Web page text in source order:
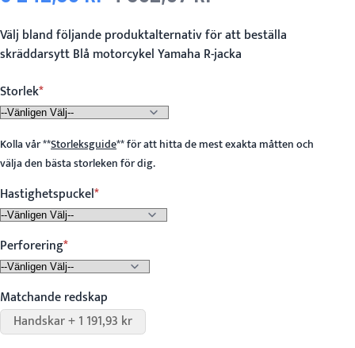
Välj bland följande produktalternativ för att beställa
skräddarsytt Blå motorcykel Yamaha R-jacka
Storlek
Kolla vår**Storleksguide**för att hitta de mest exakta måtten och
välja den bästa storleken för dig.
Hastighetspuckel
Perforering
Matchande redskap
Handskar + 1 191,93 kr